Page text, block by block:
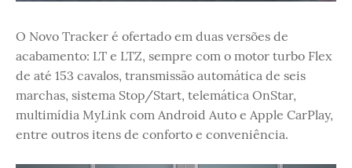
O Novo Tracker é ofertado em duas versões de
acabamento: LT e LTZ, sempre com o motor turbo Flex
de até 153 cavalos, transmissão automática de seis
marchas, sistema Stop/Start, telemática OnStar,
multimídia MyLink com Android Auto e Apple CarPlay,
entre outros itens de conforto e conveniência.